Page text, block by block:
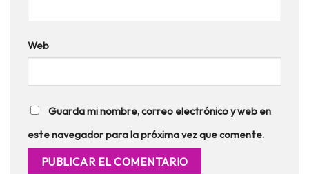
Web
Guarda mi nombre, correo electrónico y web en
este navegador para la próxima vez que comente.